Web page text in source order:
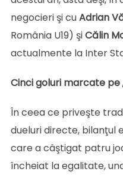
negocieri şi cuAdrian
România U19) şiCălin
actualmente la Inter
Cinci goluri marcate pe
În ceea ce priveşte
dueluri directe, bilanţul
care a câştigat patru
încheiat la egalitate,